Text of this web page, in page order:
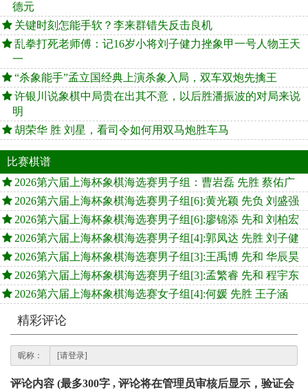
德元
关键时刻怎能手软？李来群错失反击良机
乱拳打死老师傅：记16岁小将刘子健力挫象甲一号人物王天
一
“杀象能手”孟立国经典上演杀象入局，双车双炮先擒王
许银川说象棋中局贵在出其不意，以后胜潘振波的对局来说
明
胡荣华 胜 刘星，看司令如何用双马炮胜车马
比赛棋谱
2026第六届上海杯象棋海选赛男子组：曹岩磊 先胜 蔡佑广
2026第六届上海杯象棋海选赛男子组[6]:黄光颖 先负 刘盛强
2026第六届上海杯象棋海选赛男子组[6]:廖锦添 先和 刘柏宏
2026第六届上海杯象棋海选赛男子组[4]:郭凤达 先胜 刘子健
2026第六届上海杯象棋海选赛男子组[3]:王禹博 先和 华辰昊
2026第六届上海杯象棋海选赛男子组[3]:孟繁睿 先和 程宇东
2026第六届上海杯象棋海选赛女子组[4]:何媛 先胜 王子涵
精彩评论
昵称：
评论内容 (最多300字 , 评论将在管理员审核后显示，验证会